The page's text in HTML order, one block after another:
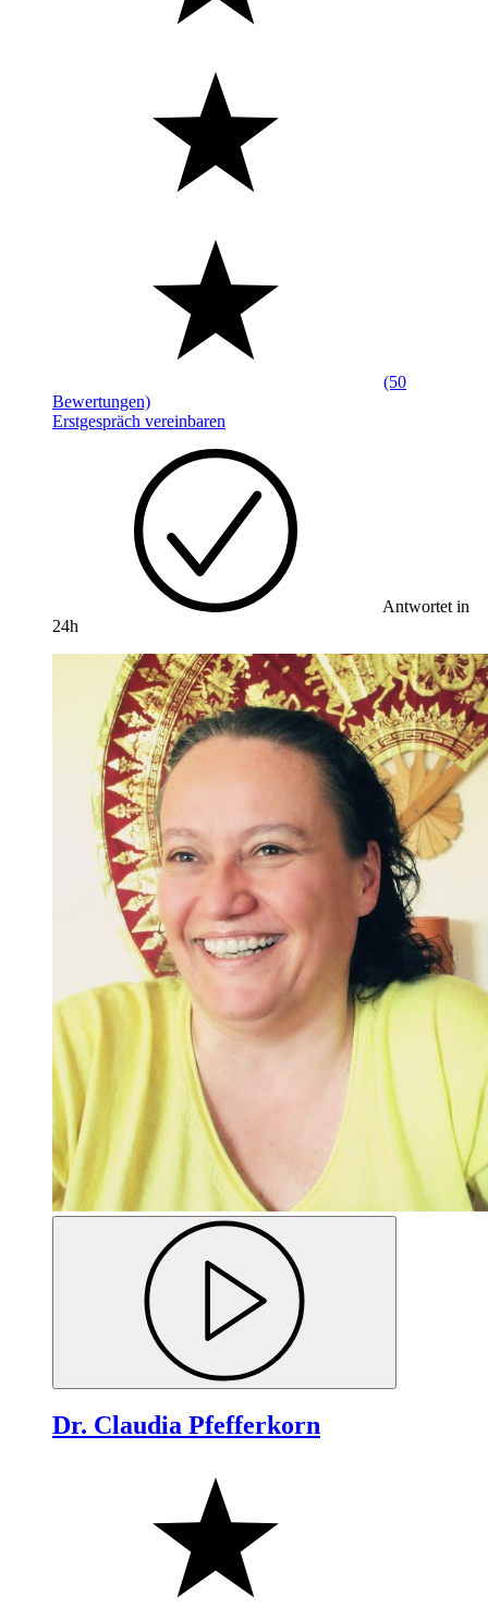
(50
Bewertungen)
Erstgespräch vereinbaren
Antwortet in
24h
Dr. Claudia Pfefferkorn